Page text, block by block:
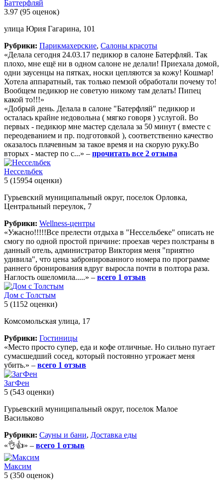
Баттерфляй
3.97 (95 оценок)
улица Юрия Гагарина, 101
Рубрики: Парикмахерские, Салоны красоты
«Делала сегодня 24.03.17 педикюр в салоне Батерфляй. Так
плохо, мне ещё ни в одном салоне не делали! Приехала домой,
одни заусенцы на пятках, носки цепляются за кожу! Кошмар!
Хотела аппаратный, так только пемзой обработали почему то!
Вообщем педикюр не советую никому там делать! Пипец
какой то!!!»
«Добрый день. Делала в салоне "Батерфляй" педикюр и
осталась крайне недовольна ( мягко говоря ) услугой. Во
первых - педикюр мне мастер сделала за 50 минут ( вместе с
переодеванием и пр. подготовкой ), соответственно качество
оказалось плачевным за такое время и на скорую руку.Во
вторых - мастер по с...» – прочитать все 2 отзыва
Нессельбек
5 (15954 оценки)
Гурьевский муниципальный округ, поселок Орловка,
Центральный переулок, 7
Рубрики: Wellness-центры
«Ужасно!!!!!Все прелести отдыха в "Нессельбеке" описать не
смогу по одной простой причине: проехав через полстраны в
данный отель, администратор Виктория меня "приятно
удивила", что цена забронированного номера по программе
раннего бронирования вдруг выросла почти в полтора раза.
Наглость ошеломила.....» – всего 1 отзыв
Дом с Толстым
5 (1152 оценки)
Комсомольская улица, 17
Рубрики: Гостиницы
«Место просто супер, еда и кофе отличные. Но сильно пугает
сумасшедший сосед, который постоянно угрожает меня
убить.» – всего 1 отзыв
ЗагФен
5 (543 оценки)
Гурьевский муниципальный округ, поселок Малое
Васильково
Рубрики: Сауны и бани, Доставка еды
«👌👍» – всего 1 отзыв
Максим
5 (350 оценок)